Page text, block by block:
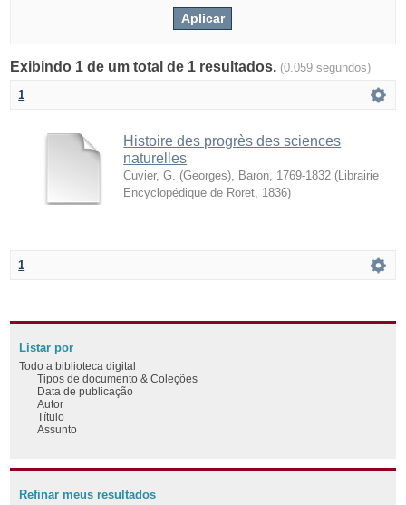
Exibindo 1 de um total de 1 resultados. (0.059 segundos)
1
Histoire des progrès des sciences
naturelles
Cuvier, G. (Georges), Baron, 1769-1832 ( Librairie
Encyclopédique de Roret 1836)
1
Listar por
Todo a biblioteca digital
Tipos de documento & Coleções
Data de publicação
Autor
Título
Assunto
Refinar meus resultados